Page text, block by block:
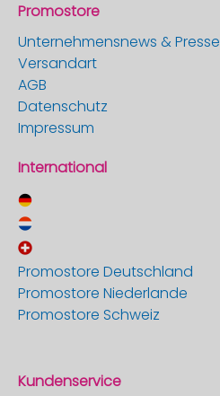
Promostore
Unternehmensnews & Presse
Versandart
AGB
Datenschutz
Impressum
International
Promostore Deutschland
Promostore Niederlande
Promostore Schweiz
Kundenservice